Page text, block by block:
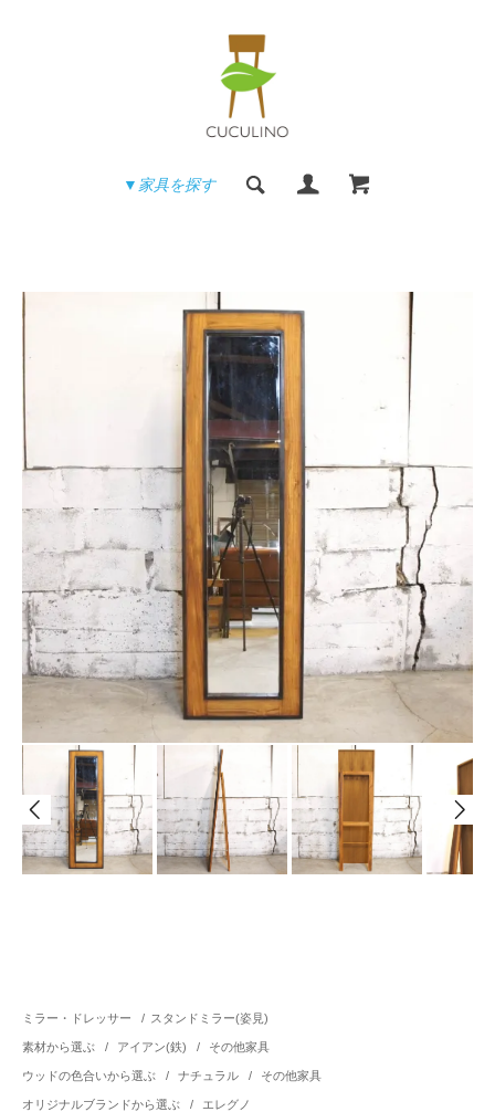
▼家具を探す
ミラー・ドレッサー / スタンドミラー(姿見)
素材から選ぶ / アイアン(鉄) / その他家具
ウッドの色合いから選ぶ / ナチュラル / その他家具
オリジナルブランドから選ぶ / エレグノ